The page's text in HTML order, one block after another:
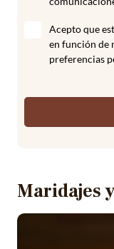
Acepto que
en función de
preferencias
Maridajes